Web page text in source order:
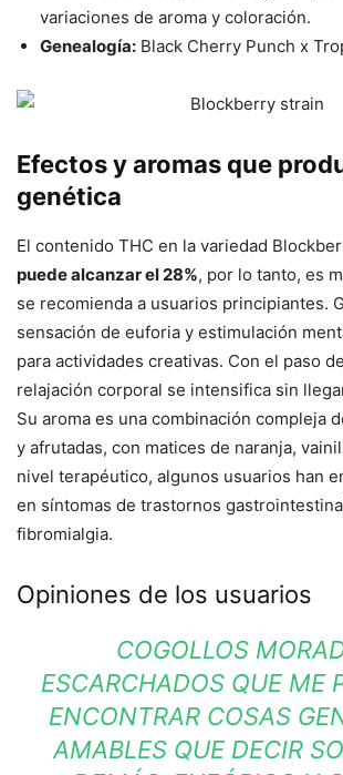
variaciones de aroma y coloración.
Genealogía: Black Cherry Punch x
Efectos y aromas que
genética
El contenido THC en la variedad
puede alcanzar el 28%, por lo tanto, es
se recomienda a usuarios principiantes.
sensación de euforia y estimulación
para actividades creativas. Con el paso
relajación corporal se intensifica sin
Su aroma es una combinación compleja
y afrutadas, con matices de naranja,
nivel terapéutico, algunos usuarios han
en síntomas de trastornos
fibromialgia.
Opiniones de los usuarios
COGOLLOS
ESCARCHADOS QUE ME
ENCONTRAR COSAS
AMABLES QUE DECIR